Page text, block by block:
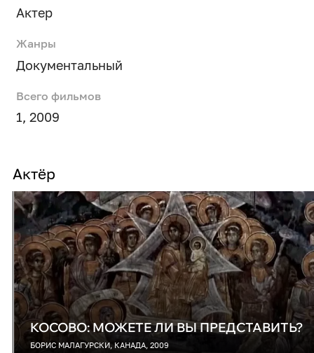
Актер
Жанры
Документальный
Всего фильмов
1, 2009
Актёр
КОСОВО: МОЖЕТЕ ЛИ ВЫ ПРЕДСТАВИТЬ?
БОРИС МАЛАГУРСКИ, КАНАДА, 2009